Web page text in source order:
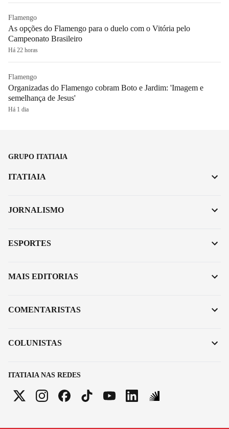
Flamengo
As opções do Flamengo para o duelo com o Vitória pelo
Campeonato Brasileiro
Há 22 horas
Flamengo
Organizadas do Flamengo cobram Boto e Jardim: 'Imagem e
semelhança de Jesus'
Há 1 dia
GRUPO ITATIAIA
ITATIAIA NAS REDES
ITATIAIA
JORNALISMO
ESPORTES
MAIS EDITORIAS
COMENTARISTAS
COLUNISTAS